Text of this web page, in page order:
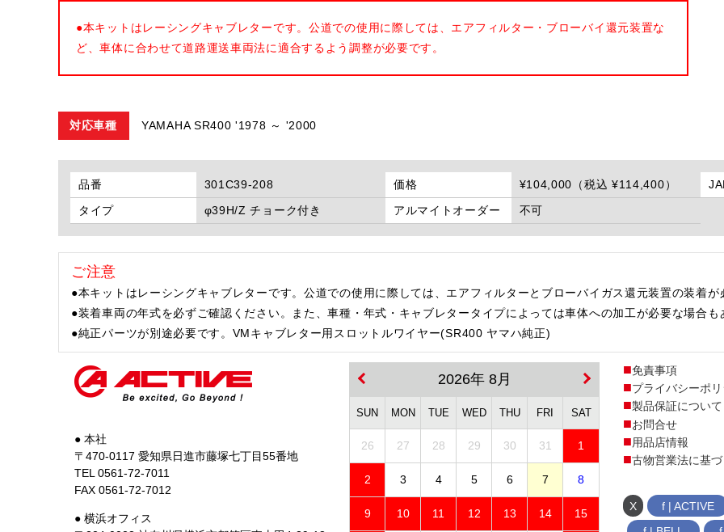
●本キットはレーシングキャブレターです。公道での使用に際しては、エアフィルター・ブローバイ還元装置な
ど、車体に合わせて道路運送車両法に適合するよう調整が必要です。
対応車種 YAMAHA SR400 '1978 ～ '2000
品番 301C39-208 価格 ¥104,000（税込 ¥114,400）
タイプ
φ39H/Z チョーク付き アルマイトオーダー 不可
ご注意
●本キットはレーシングキャブレターです。公道での使用に際しては、エアフィルターとブローバイガス還元装置の装着が
●装着車両の年式を必ずご確認ください。また、車種・年式・キャブレタータイプによっては車体への加工が必要な場合
●純正パーツが別途必要です。VMキャブレター用スロットルワイヤー(SR400 ヤマハ純正)
● 本社
〒470-0117 愛知県日進市藤塚七丁目55番地
TEL 0561-72-7011
FAX 0561-72-7012
● 横浜オフィス
2026年 8月
SUN MON TUE WED THU FRI SAT
26 27 28 29 30 31 1
2 3 4 5 6 7 8
9 10 11 12 13 14 15
免責事項
プライバシーポ
製品保証について
お問合せ
用品店情報
古物営業法に基
X
f | ACTIVE